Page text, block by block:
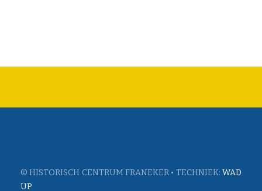
© HISTORISCH CENTRUM FRANEKER • TECHNIEK: WAD
UP